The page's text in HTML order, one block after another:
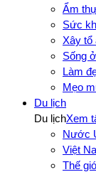
Ẩm
Sức
Xây tổ
Sống
Làm
Mẹo
Du lịch
Du lịchXem
Nước
Việt
Thế